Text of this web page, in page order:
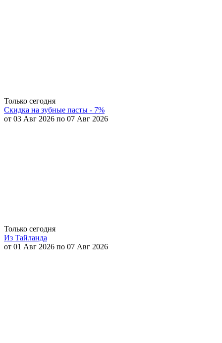
Только сегодня
Скидка на зубные пасты - 7%
от 03 Авг 2026 по 07 Авг 2026
Только сегодня
Из Тайланда
от 01 Авг 2026 по 07 Авг 2026